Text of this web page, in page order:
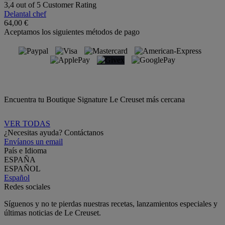
3,4 out of 5 Customer Rating
Delantal chef
64,00 €
Aceptamos los siguientes métodos de pago
Encuentra tu Boutique Signature Le Creuset más cercana
VER TODAS
¿Necesitas ayuda? Contáctanos
Envíanos un email
País e Idioma
ESPAÑA
ESPAÑOL
Español
Redes sociales
Síguenos y no te pierdas nuestras recetas, lanzamientos especiales y
últimas noticias de Le Creuset.